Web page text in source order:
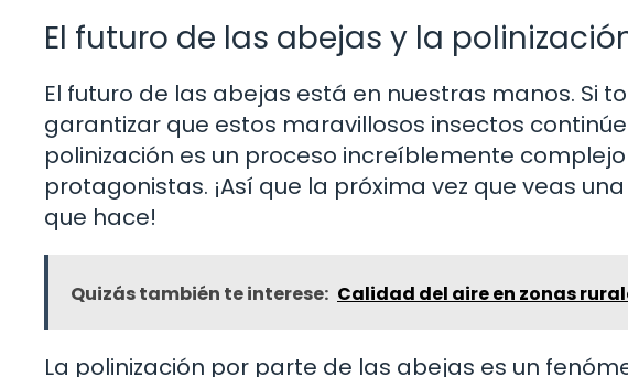
El futuro de las abejas y la
El futuro de las abejas está en nuestras manos. Si
garantizar que estos maravillosos insectos
polinización es un proceso increíblemente
protagonistas. ¡Así que la próxima vez que veas
que hace!
Quizás también te interese: Calidad del aire en zonas
La polinización por parte de las abejas es un